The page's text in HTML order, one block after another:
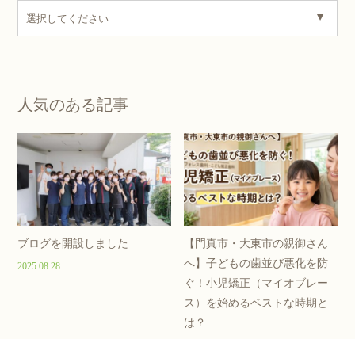
人気のある記事
ブログを開設しました
2025.08.28
【門真市・大東市の親御さん
へ】子どもの歯並び悪化を防
ぐ！小児矯正（マイオブレー
ス）を始めるベストな時期と
は？